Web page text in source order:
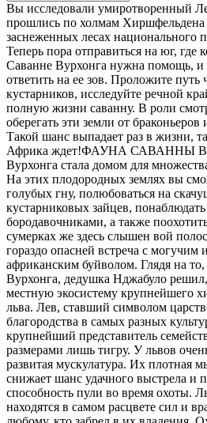
Вы исследовали умиротворенный
прошлись по холмам Хиршфельдена
заснеженных лесах национального
Теперь пора отправиться на юг, где
Саванне Вурхонга нужна помощь, и
ответить на ее зов. Проложите путь
кустарников, исследуйте речной
полную жизни саванну. В роли
оберегать эти земли от
Такой шанс выпадает раз в жизни,
Африка ждет!ФАУНА САВАННЫ
Вурхонга стала домом для
На этих плодородных землях вы
голубых гну, полюбоваться на
кустарниковых зайцев,
бородавочниками, а также
сумерках же здесь слышен вой
гораздо опасней встреча с
африканским буйволом. Глядя на то,
Вурхонга, дедушка Нджабуло
местную экосистему крупнейшего
льва. Лев, ставший символом
благородства в самых разных
крупнейший представитель
размерами лишь тигру. У львов
развитая мускулатура. Их плотная
снижает шанс удачного выстрела
способность пули во время охоты.
находятся в самом расцвете сил и